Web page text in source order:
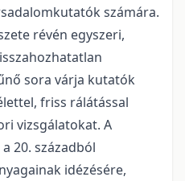
számára.
révén egyszeri,
sora várja kutatók
friss rálátással
vizsgálatokat. A
20. századból
idézésére,